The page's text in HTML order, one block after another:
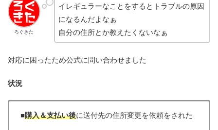
ろぐきた
イレギュラーなことをするとトラブルの原因
になるんだよなぁ
自分の住所とか教えたくないなぁ
対応に困ったため公式に問い合わせました
状況
■購入＆支払い後に送付先の住所変更を依頼をされた